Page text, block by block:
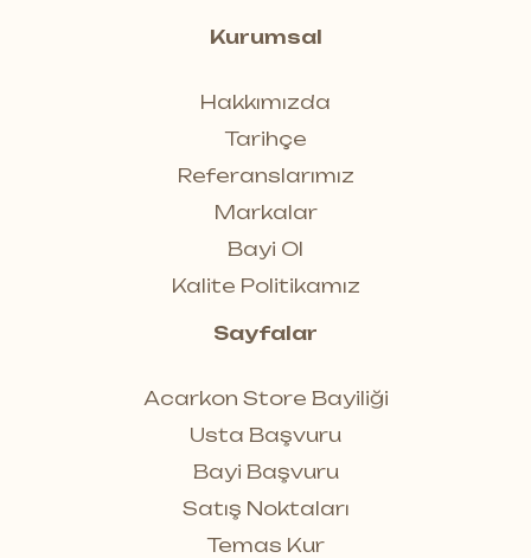
Kurumsal
Hakkımızda
Tarihçe
Referanslarımız
Markalar
Bayi Ol
Kalite Politikamız
Sayfalar
Acarkon Store Bayiliği
Usta Başvuru
Bayi Başvuru
Satış Noktaları
Temas Kur